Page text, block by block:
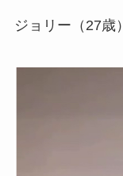
ジョリー（27歳）